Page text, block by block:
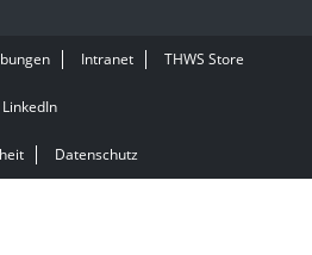
Intranet THWS Store
LinkedIn
Datenschutz